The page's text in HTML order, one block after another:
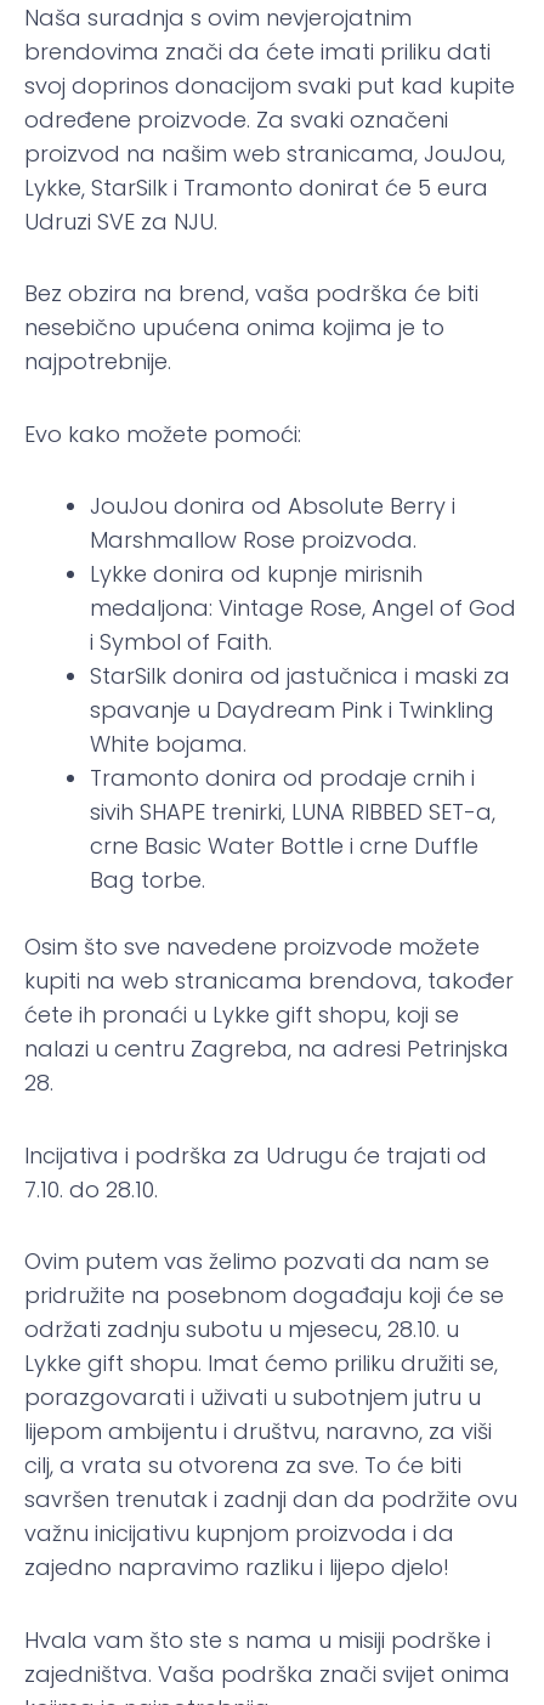
Naša suradnja s ovim nevjerojatnim
brendovima znači da ćete imati priliku dati
svoj doprinos donacijom svaki put kad kupite
određene proizvode. Za svaki označeni
proizvod na našim web stranicama, JouJou,
Lykke, StarSilk i Tramonto donirat će 5 eura
Udruzi SVE za NJU.
Bez obzira na brend, vaša podrška će biti
nesebično upućena onima kojima je to
najpotrebnije.
Evo kako možete pomoći:
JouJou donira od Absolute Berry i
Marshmallow Rose proizvoda.
Lykke donira od kupnje mirisnih
medaljona: Vintage Rose, Angel of God
i Symbol of Faith.
StarSilk donira od jastučnica i maski za
spavanje u Daydream Pink i Twinkling
White bojama.
Tramonto donira od prodaje crnih i
sivih SHAPE trenirki, LUNA RIBBED SET-a,
crne Basic Water Bottle i crne Duffle
Bag torbe.
Osim što sve navedene proizvode možete
kupiti na web stranicama brendova, također
ćete ih pronaći u Lykke gift shopu, koji se
nalazi u centru Zagreba, na adresi Petrinjska
28.
Incijativa i podrška za Udrugu će trajati od
7.10. do 28.10.
Ovim putem vas želimo pozvati da nam se
pridružite na posebnom događaju koji će se
održati zadnju subotu u mjesecu, 28.10. u
Lykke gift shopu. Imat ćemo priliku družiti se,
porazgovarati i uživati u subotnjem jutru u
lijepom ambijentu i društvu, naravno, za viši
cilj, a vrata su otvorena za sve. To će biti
savršen trenutak i zadnji dan da podržite ovu
važnu inicijativu kupnjom proizvoda i da
zajedno napravimo razliku i lijepo djelo!
Hvala vam što ste s nama u misiji podrške i
zajedništva. Vaša podrška znači svijet onima